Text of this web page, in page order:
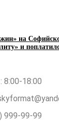
на
и
8:00-18:00
999-99-99